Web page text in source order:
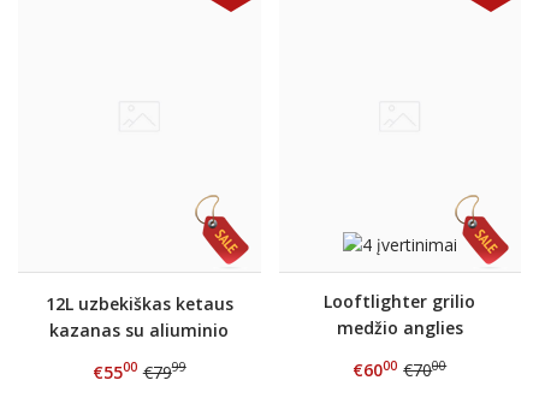
12L uzbekiškas ketaus
kazanas su aliuminio
€5500 €7999
Looftlighter grilio
medžio anglies
€6000 €7000